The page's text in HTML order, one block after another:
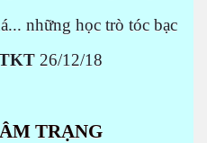
những học trò tóc bạc
26/12/18
TRẠNG